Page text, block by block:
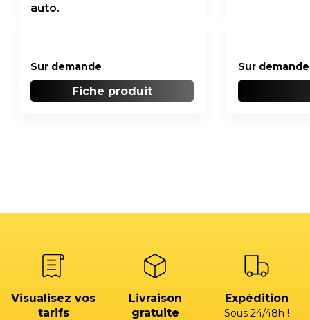
auto.
Sur demande
Fiche produit
Sur demande
Visualisez vos
tarifs
Livraison
gratuite
Expédition
Sous 24/48h !